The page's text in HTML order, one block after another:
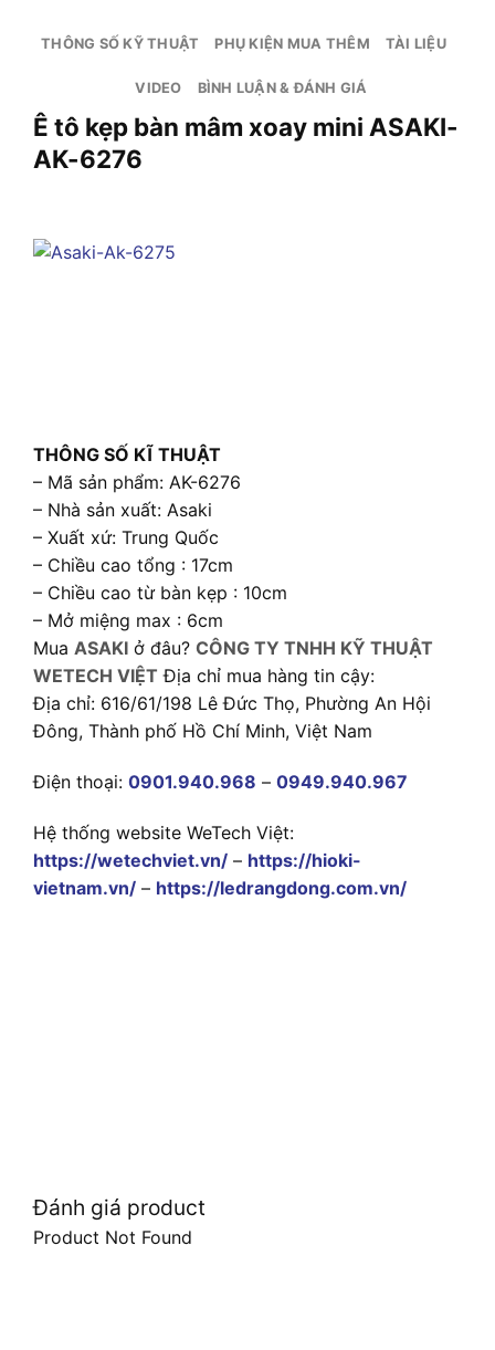
THÔNG SỐ KỸ THUẬT PHỤ KIỆN MUA THÊM TÀI LIỆU
VIDEO BÌNH LUẬN & ĐÁNH GIÁ
Ê tô kẹp bàn mâm xoay mini ASAKI-
AK-6276
THÔNG SỐ KĨ THUẬT
– Mã sản phẩm: AK-6276
– Nhà sản xuất: Asaki
– Xuất xứ: Trung Quốc
– Chiều cao tổng : 17cm
– Chiều cao từ bàn kẹp : 10cm
– Mở miệng max : 6cm
Mua ASAKI ở đâu? CÔNG TY TNHH KỸ THUẬT
WETECH VIỆT Địa chỉ mua hàng tin cậy:
Địa chỉ: 616/61/198 Lê Đức Thọ, Phường An Hội
Đông, Thành phố Hồ Chí Minh, Việt Nam
Điện thoại: 0901.940.968 – 0949.940.967
Hệ thống website WeTech Việt:
https://wetechviet.vn/ – https://hioki-
vietnam.vn/ – https://ledrangdong.com.vn/
Đánh giá product
Product Not Found